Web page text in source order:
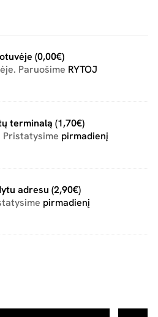
(0,00€)
Paruošime RYTOJ
terminalą (1,70€)
Pristatysime pirmadienį
adresu (2,90€)
pirmadienį